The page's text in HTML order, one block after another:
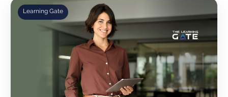
Learning Gate